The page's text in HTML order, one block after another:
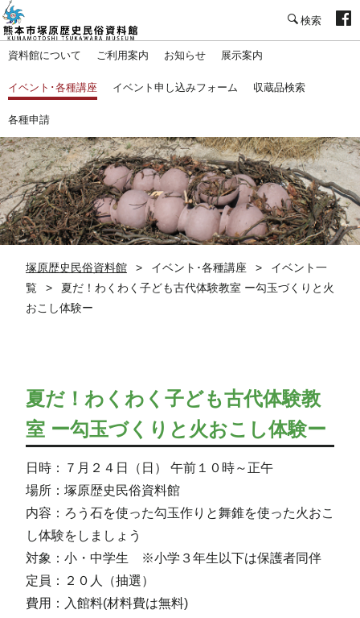
資料館について ご利用案内 お知らせ 展示案内
イベント･各種講座 イベント申し込みフォーム 収蔵品検索
各種申請
塚原歴史民俗資料館 イベント･各種講座
イベント一
覧
夏だ！わくわく子ども古代体験教室 ー勾玉づくりと火
おこし体験ー
夏だ！わくわく子ども古代体験教
室 ー勾玉づくりと火おこし体験ー
日時：７月２４日（日） 午前１０時～正午
場所：塚原歴史民俗資料館
内容：ろう石を使った勾玉作りと舞錐を使った火おこ
し体験をしましょう
対象：小・中学生 ※小学３年生以下は保護者同伴
定員：２０人（抽選）
費用：入館料(材料費は無料)